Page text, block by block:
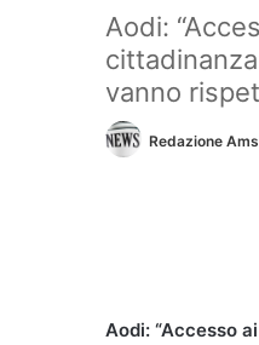
Aodi:
vanno
Redazione
Aodi: “Accesso